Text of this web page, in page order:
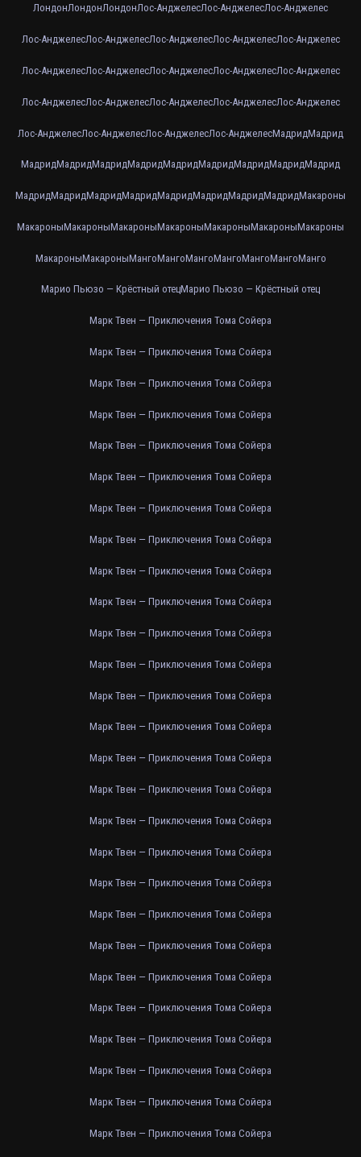
ЛондонЛондонЛондонЛос-АнджелесЛос-АнджелесЛос-Анджелес
Лос-АнджелесЛос-АнджелесЛос-АнджелесЛос-АнджелесЛос-Анджелес
Лос-АнджелесЛос-АнджелесЛос-АнджелесЛос-АнджелесЛос-Анджелес
Лос-АнджелесЛос-АнджелесЛос-АнджелесЛос-АнджелесЛос-Анджелес
Лос-АнджелесЛос-АнджелесЛос-АнджелесЛос-АнджелесМадридМадрид
МадридМадридМадридМадридМадридМадридМадридМадридМадрид
МадридМадридМадридМадридМадридМадридМадридМадридМакароны
МакароныМакароныМакароныМакароныМакароныМакароныМакароны
МакароныМакароныМангоМангоМангоМангоМангоМангоМанго
Марио Пьюзо — Крёстный отецМарио Пьюзо — Крёстный отец
Марк Твен — Приключения Тома Сойера
Марк Твен — Приключения Тома Сойера
Марк Твен — Приключения Тома Сойера
Марк Твен — Приключения Тома Сойера
Марк Твен — Приключения Тома Сойера
Марк Твен — Приключения Тома Сойера
Марк Твен — Приключения Тома Сойера
Марк Твен — Приключения Тома Сойера
Марк Твен — Приключения Тома Сойера
Марк Твен — Приключения Тома Сойера
Марк Твен — Приключения Тома Сойера
Марк Твен — Приключения Тома Сойера
Марк Твен — Приключения Тома Сойера
Марк Твен — Приключения Тома Сойера
Марк Твен — Приключения Тома Сойера
Марк Твен — Приключения Тома Сойера
Марк Твен — Приключения Тома Сойера
Марк Твен — Приключения Тома Сойера
Марк Твен — Приключения Тома Сойера
Марк Твен — Приключения Тома Сойера
Марк Твен — Приключения Тома Сойера
Марк Твен — Приключения Тома Сойера
Марк Твен — Приключения Тома Сойера
Марк Твен — Приключения Тома Сойера
Марк Твен — Приключения Тома Сойера
Марк Твен — Приключения Тома Сойера
Марк Твен — Приключения Тома Сойера